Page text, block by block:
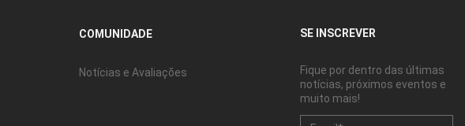
COMUNIDADE
Notícias e Avaliações
SE INSCREVER
Fique por dentro das últimas
notícias, próximos eventos e
muito mais!